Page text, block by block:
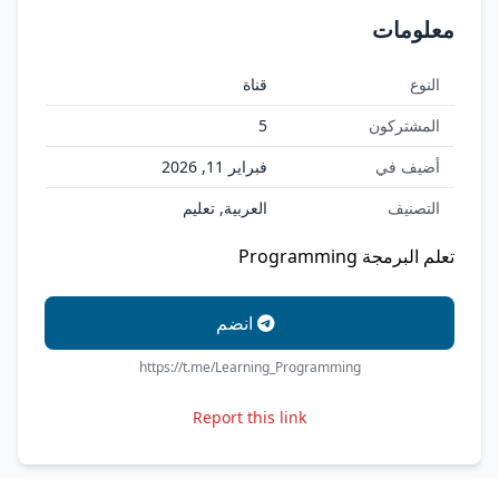
معلومات
النوع
قناة
المشتركون
5
أضيف في
فبراير 11, 2026
التصنيف
العربية, تعليم
تعلم البرمجة Programming
انضم
https://t.me/Learning_Programming
Report this link